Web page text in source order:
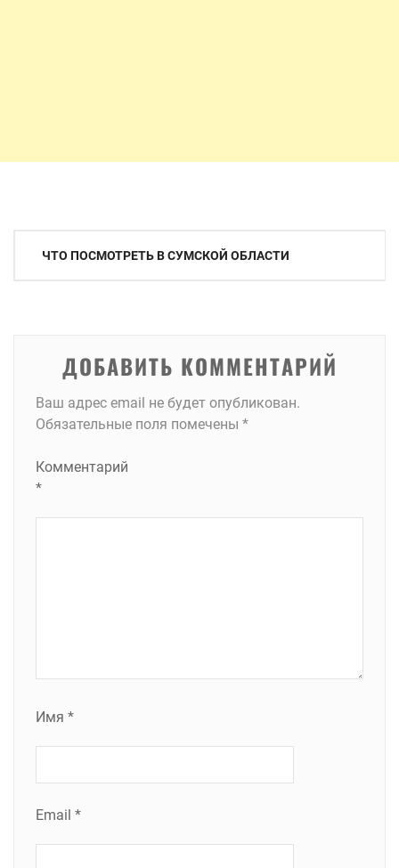
Навигация
ЧТО ПОСМОТРЕТЬ В СУМСКОЙ ОБЛАСТИ
ДОБАВИТЬ КОММЕНТАРИЙ
Ваш адрес email не будет опубликован.
Обязательные поля помечены *
Комментарий
*
Имя *
Email *